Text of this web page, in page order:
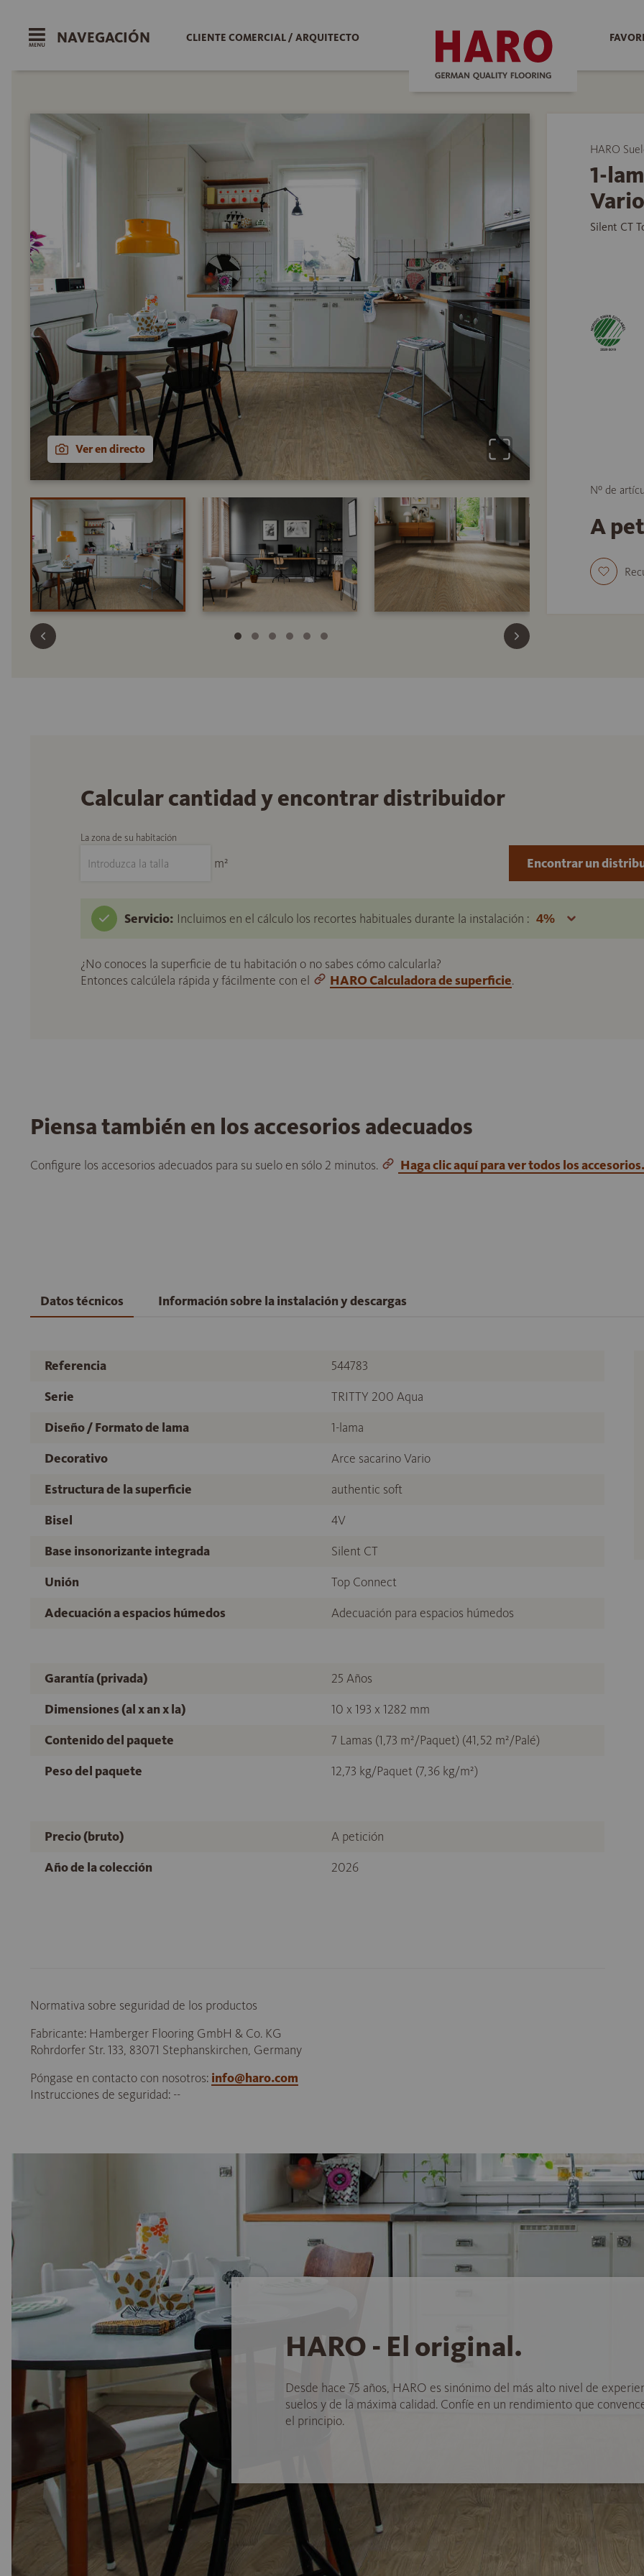
NAVEGACIÓN CLIENTE COMERCIAL / ARQUITECTO
Ver en directo
HARO
1-
Silent CT
Nº de
A
Calcular cantidad y encontrar distribuidor
La zona de su habitación
m²
Servicio: Incluimos en el cálculo los recortes habituales durante la instalación :
¿No conoces la superficie de tu habitación o no sabes cómo calcularla?
Entonces calcúlela rápida y fácilmente con el
HARO Calculadora de superficie.
Encontrar un
Piensa también en los accesorios adecuados
Configure los accesorios adecuados para su suelo en sólo 2 minutos. Haga clic aquí para ver todos los accesorios.
Datos técnicos Información sobre la instalación y descargas
Referencia
544783
Serie
TRITTY 200 Aqua
Diseño / Formato de lama
1-lama
Decorativo
Arce sacarino Vario
Estructura de la superficie
authentic soft
Bisel
4V
Base insonorizante integrada
Silent CT
Unión
Top Connect
Adecuación a espacios húmedos
Adecuación para espacios húmedos
Garantía (privada)
25 Años
Dimensiones (al x an x la)
10 x 193 x 1282 mm
Contenido del paquete
7 Lamas (1,73 m²/Paquet) (41,52 m²/Palé)
Peso del paquete
12,73 kg/Paquet (7,36 kg/m²)
Precio (bruto)
A petición
Año de la colección
2026
Normativa sobre seguridad de los productos
Fabricante: Hamberger Flooring GmbH & Co. KG
Rohrdorfer Str. 133, 83071 Stephanskirchen, Germany
Póngase en contacto con nosotros: info@haro.com
Instrucciones de seguridad: --
HARO - El original.
Desde hace 75 años, HARO es sinónimo del más alto nivel de
suelos y de la máxima calidad. Confíe en un rendimiento que
el principio.